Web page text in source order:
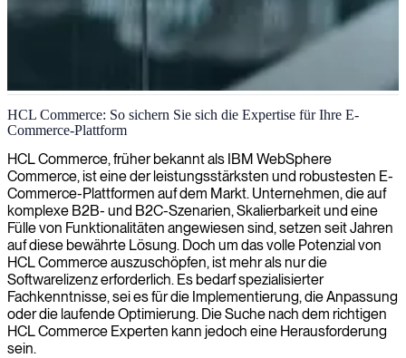
HCL Commerce E-Commerce-Lösungen
Wir liefern spezialisiertes HCL Commerce Know-how, um Ihre E-
Commerce-Lösungen zu optimieren, nahtlose Kundenerlebnisse zu
gewährleisten und Ihr Geschäftswachstum zu maximieren.
HCL Commerce: So sichern Sie sich die Expertise für Ihre E-
Commerce-Plattform
HCL Commerce, früher bekannt als IBM WebSphere
Commerce, ist eine der leistungsstärksten und robustesten E-
Commerce-Plattformen auf dem Markt. Unternehmen, die auf
komplexe B2B- und B2C-Szenarien, Skalierbarkeit und eine
Fülle von Funktionalitäten angewiesen sind, setzen seit Jahren
auf diese bewährte Lösung. Doch um das volle Potenzial von
HCL Commerce auszuschöpfen, ist mehr als nur die
Softwarelizenz erforderlich. Es bedarf spezialisierter
Fachkenntnisse, sei es für die Implementierung, die Anpassung
oder die laufende Optimierung. Die Suche nach dem richtigen
HCL Commerce Experten kann jedoch eine Herausforderung
sein.